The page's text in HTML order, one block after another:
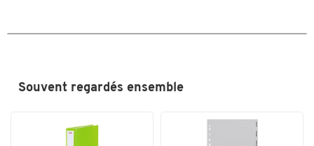
Souvent regardés ensemble